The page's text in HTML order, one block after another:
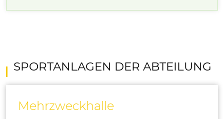
SPORTANLAGEN DER ABTEILUNG
Mehrzweckhalle